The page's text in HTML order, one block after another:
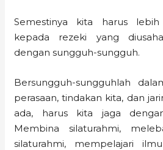
Semestinya kita harus
kepada rezeki yang
dengan sungguh-sungguh.
Bersungguh-sungguhlah
perasaan, tindakan kita, dan
ada, harus kita jaga
Membina silaturahmi,
silaturahmi, mempelajari